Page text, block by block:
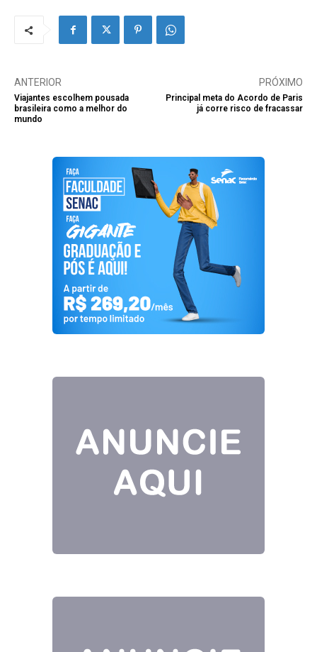
ANTERIOR
Viajantes escolhem pousada
brasileira como a melhor do
mundo
PRÓXIMO
Principal meta do Acordo de Paris
já corre risco de fracassar